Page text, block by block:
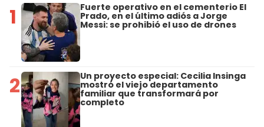
1 Fuerte operativo en el cementerio El
Prado, en el último adiós a Jorge
Messi: se prohibió el uso de drones
2 Un proyecto especial: Cecilia Insinga
mostró el viejo departamento
familiar que transformará por
completo